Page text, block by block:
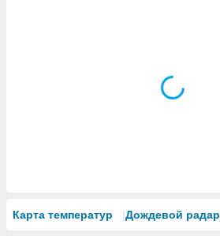
Карта температур Дождевой радар